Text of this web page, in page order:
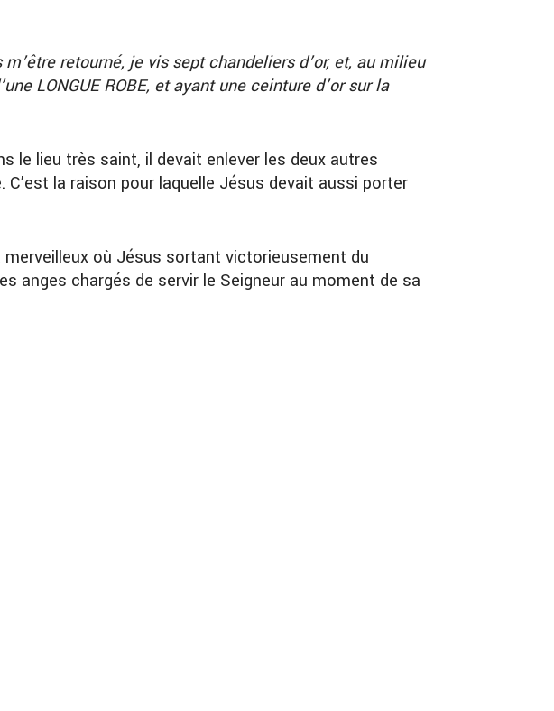
retourné, je vis sept chandeliers d’or, et, au milieu
LONGUE ROBE, et ayant une ceinture d’or sur la
le lieu très saint, il devait enlever les deux autres
la raison pour laquelle Jésus devait aussi porter
où Jésus sortant victorieusement du
anges chargés de servir le Seigneur au moment de sa